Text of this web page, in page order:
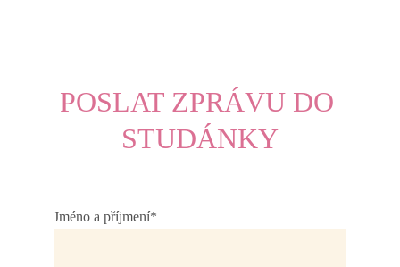
POSLAT ZPRÁVU DO
STUDÁNKY
Jméno a příjmení*